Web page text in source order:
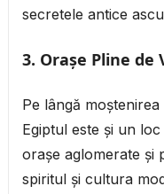
secretele antice
3. Orașe Pline de
Pe lângă
Egiptul este și un
orașe aglomerate și
spiritul și cultura